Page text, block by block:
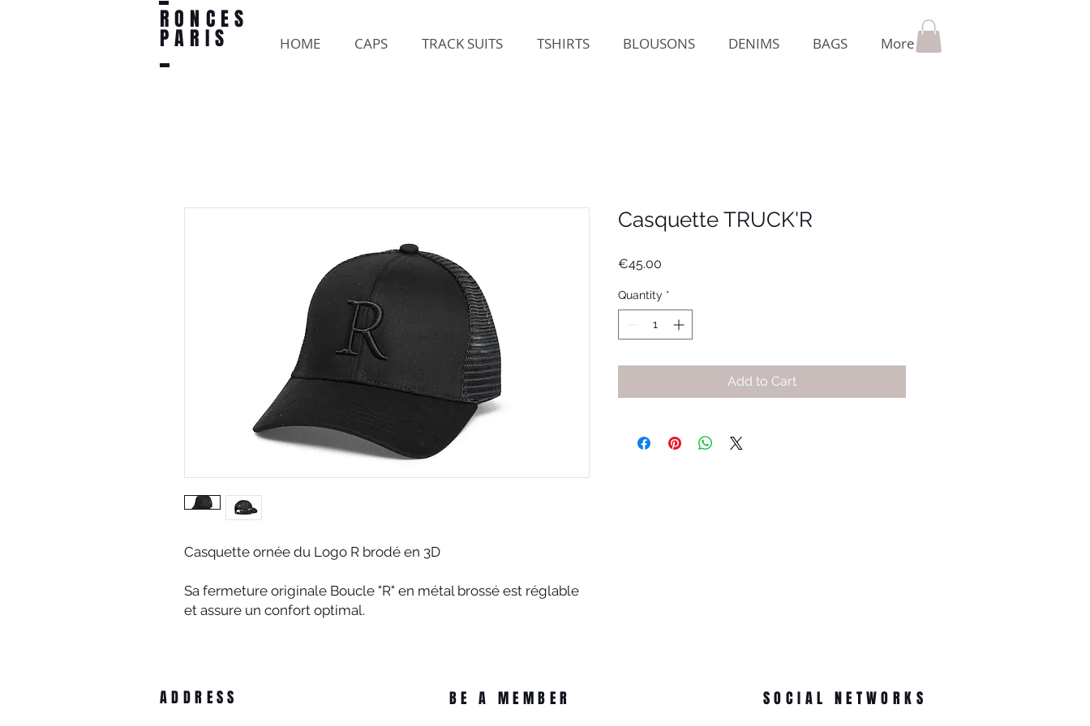
RONCES
PARIS HOME CAPS TRACK SUITS TSHIRTS BLOUSONS DENIMS BAGS More
Casquette ornée du Logo R brodé en 3D
Sa fermeture originale Boucle "R" en métal brossé est réglable
et assure un confort optimal.
Casquette TRUCK'R
€45.00
Quantity *
Add to Cart
ADDRESS BE A MEMBER SOCIAL NETWORKS